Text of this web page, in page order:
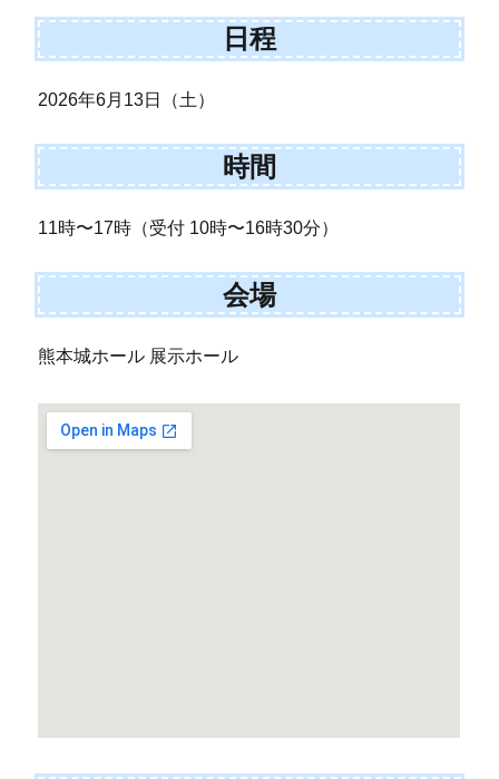
日程
2026年6月13日（土）
時間
11時〜17時（受付 10時〜16時30分）
会場
熊本城ホール 展示ホール